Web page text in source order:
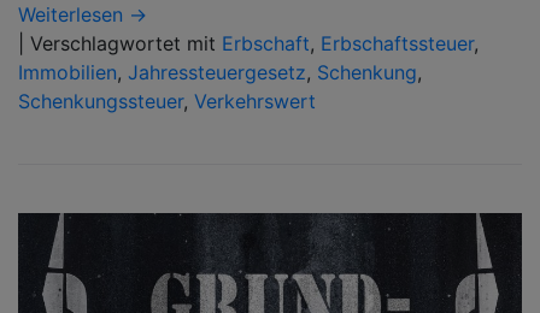
Weiterlesen →
Verschlagwortet mit Erbschaft, Erbschaftssteuer,
Immobilien, Jahressteuergesetz, Schenkung,
Schenkungssteuer, Verkehrswert